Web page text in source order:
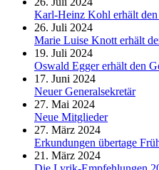
Karl-Heinz Kohl erhält
26. Juli 2024
Marie Luise Knott erhält
19. Juli 2024
Oswald Egger erhält den
17. Juni 2024
Neuer Generalsekretär
27. Mai 2024
Neue Mitglieder
27. März 2024
Erkundungen übertage
21. März 2024